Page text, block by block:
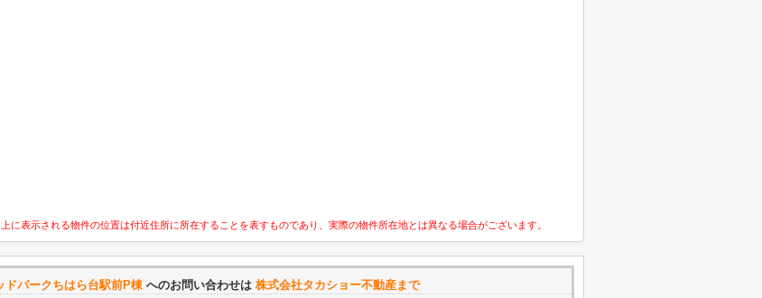
に表示される物件の位置は付近住所に所在することを表すものであり、実際の物件所在地とは異なる場合がございます。
ドパークちはら台駅前P棟 へのお問い合わせは 株式会社タカショー不動産まで